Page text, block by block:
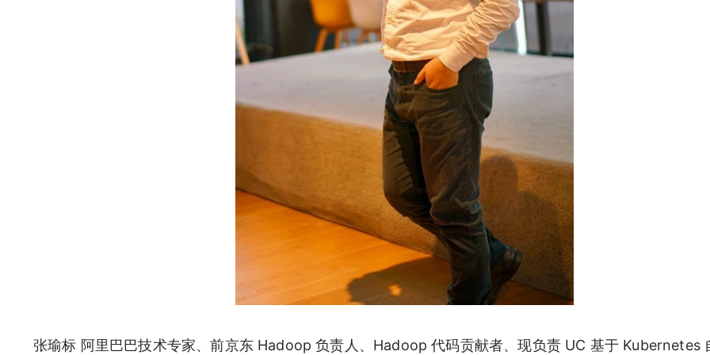
张瑜标 阿里巴巴技术专家、前京东 Hadoop 负责人、Hadoop 代码贡献者、现负责 UC 基于 Kubernetes